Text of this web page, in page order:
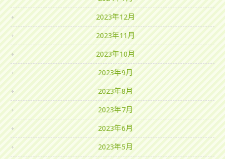
2023年12月
2023年11月
2023年10月
2023年9月
2023年8月
2023年7月
2023年6月
2023年5月